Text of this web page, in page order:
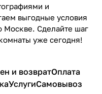
и
выгодные условия
Москве. Сделайте шаг
уже сегодня!
и возвратОплата
УслугиСамовывоз